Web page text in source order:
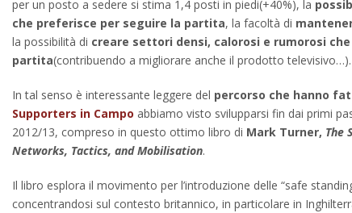
per un posto a sedere si stima 1,4 posti in piedi(+40%), la
che preferisce per seguire la partita, la facoltà di
la possibilità di creare settori densi, calorosi e rumorosi
partita(contribuendo a migliorare anche il prodotto televisivo…).
In tal senso è interessante leggere del percorso che hanno
Supporters in Campo abbiamo visto svilupparsi fin dai primi
2012/13, compreso in questo ottimo libro di Mark Turner, The
Networks, Tactics, and Mobilisation.
Il libro esplora il movimento per l’introduzione delle “safe
concentrandosi sul contesto britannico, in particolare in